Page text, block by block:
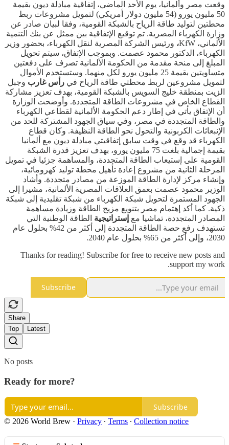
وقعت مصر وألمانيا، يوم الأحد الماضي، إتفاقية مبادلة ديون بقيمة
50 مليون يورو (54 مليون دولار أمريكي) لتمويل مشروعات ربط
محطتين لتوليد طاقة الرياح بالشبكة القومية، وفقا لبيان صادر عن
وزارة الكهرباء المصرية. تم توقيع الإتفاقية بين ممثل عن بنك التنمية
الألماني، KfW
، ورئيس الشركة المصرية لنقل الكهرباء، بحضور وزير
الكهرباء، الدكتور محمود عصمت. وبموجب الإتفاق، سيتم تحويل
المبلغ إلى منحة مقدمة من الحكومة الألمانية تصرف على دفعتين
متساويتين بقيمة 25 مليون يورو لكل منهما. وستستخدم الأموال
لتمويل مشروعين لربط محطتي طاقة الرياح في رأس غارب وجبل
الزيت بمنطقة خليج السويس بالشبكة القومية، بهدف تعزيز مشاركة
القطاع الخاص في مشروعات الطاقة المتجددة. وأوضحت الوزارة
أن الإتفاق يأتي في إطار دعم الحكومة الألمانية لقطاعي الكهرباء
والطاقة المتجددة في مصر، وفي سياق الجهود المشتركة للحد من
الإنبعاثات الكربونية والتحول نحو الطاقة النظيفة. وكان قطاع
الكهرباء قد وقع في وقت سابق إتفاقيتي مبادلة ديون مع ألمانيا
بقيمة إجمالية بلغت 75 مليون يورو، بهدف تعزيز قدرة الشبكة
القومية على إستيعاب الطاقة المتجددة، والمساهمة جزئيا في تمويل
المرحلة الثانية من مشروع إعادة تأهيل محطة توليد كهرومائية،
وإنشاء مركز لإدارة الطاقة الموزعة من مصادر متجددة. وأشاد
الوزير محمود عصمت بعمق العلاقات المصرية الألمانية، مشيرا إلى
الجهود المستمرة لتحويل شبكة الكهرباء من شبكة تقليدية إلى شبكة
ذكية. كما أكد إهتمام مصر بتنويع مزيج الطاقة وزيادة مساهمة
المصادر المتجددة، تماشيا مع إستراتيجية الطاقة الوطنية التي
تستهدف رفع حصة الطاقة المتجددة إلى أكثر من 42% بحلول عام
2030، وإلى أكثر من 65% بحلول عام 2040.
Thanks for reading! Subscribe for free to receive new posts and
support my work.
Subscribe
Share
Top
Latest
No posts
Ready for more?
Subscribe
© 2026 World Brew · Privacy ∙ Terms ∙ Collection notice